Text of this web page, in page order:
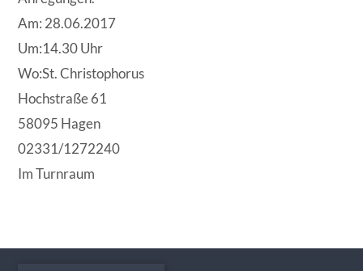
Am: 28.06.2017
Um:14.30 Uhr
Wo:St. Christophorus
Hochstraße 61
58095 Hagen
02331/1272240
Im Turnraum